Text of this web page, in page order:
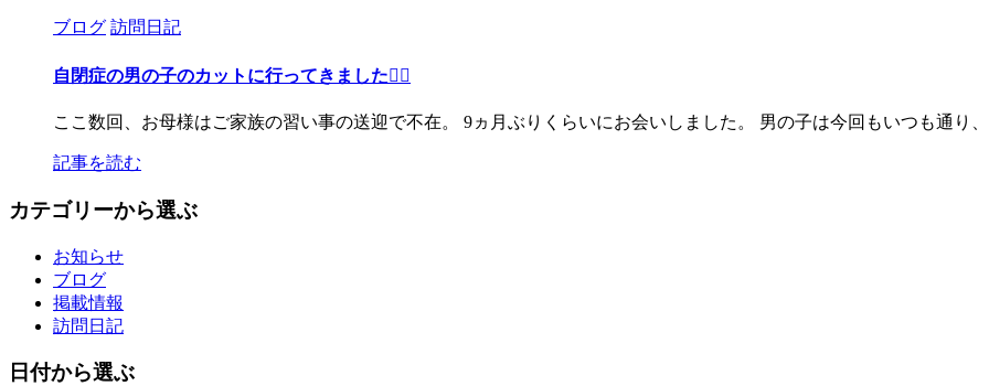
ブログ 訪問日記
自閉症の男の子のカットに行ってきました💇‍♂️
ここ数回、お母様はご家族の習い事の送迎で不在。 9ヵ月ぶりくらいにお会いしました。 男の子は今回もいつも通り
記事を読む
カテゴリーから選ぶ
お知らせ
ブログ
掲載情報
訪問日記
日付から選ぶ